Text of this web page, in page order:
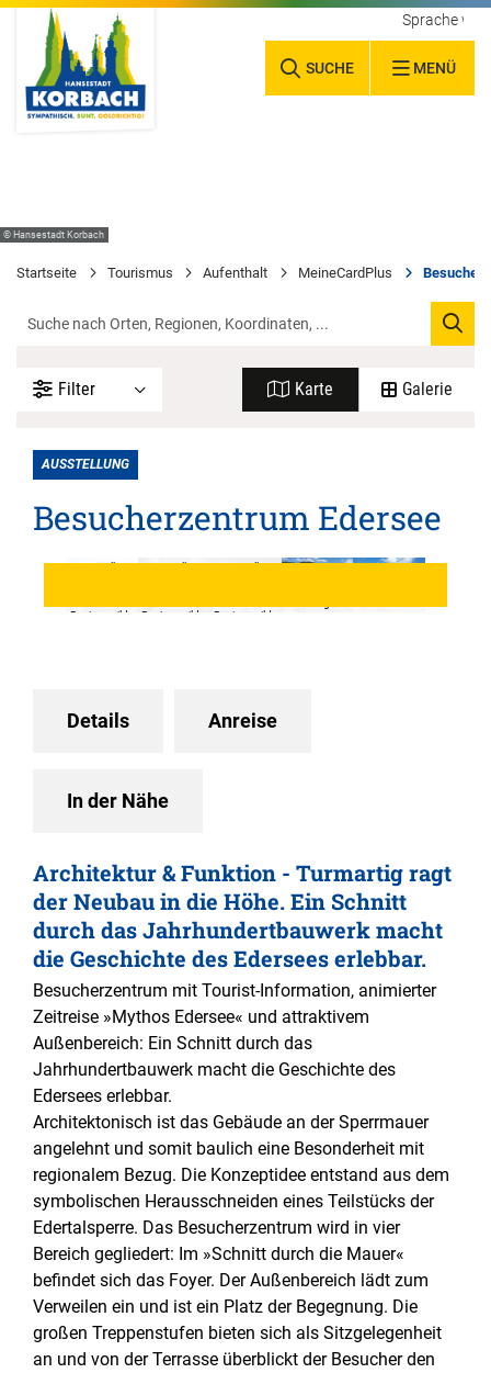
SUCHE MENÜ
Sprache
© Hansestadt Korbach
Startseite Tourismus Aufenthalt MeineCardPlus
Filter Karte Galerie
AUSSTELLUNG
Besucherzentrum Edersee
© Graziella
Region: wild,
© Graziella
Region: wild,
© Graziella
Region: wild,
Details Anreise
In der Nähe
Architektur & Funktion - Turmartig ragt
der Neubau in die Höhe. Ein Schnitt
durch das Jahrhundertbauwerk macht
die Geschichte des Edersees erlebbar.
Besucherzentrum mit Tourist-Information, animierter
Zeitreise »Mythos Edersee« und attraktivem
Außenbereich: Ein Schnitt durch das
Jahrhundertbauwerk macht die Geschichte des
Edersees erlebbar.
Architektonisch ist das Gebäude an der Sperrmauer
angelehnt und somit baulich eine Besonderheit mit
regionalem Bezug. Die Konzeptidee entstand aus dem
symbolischen Herausschneiden eines Teilstücks der
Edertalsperre. Das Besucherzentrum wird in vier
Bereich gegliedert: Im »Schnitt durch die Mauer«
befindet sich das Foyer. Der Außenbereich lädt zum
Verweilen ein und ist ein Platz der Begegnung. Die
großen Treppenstufen bieten sich als Sitzgelegenheit
an und von der Terrasse überblickt der Besucher den